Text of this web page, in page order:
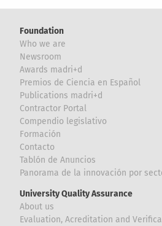
Foundation
Who we are
Newsroom
Awards madri+d
Premios de Ciencia en Español
Publications madri+d
Contractor Portal
Compendio legislativo
Formación
Contacto
Tablón de Anuncios
Panorama de la innovación por
University Quality Assurance
About us
Evaluation, Acreditation and